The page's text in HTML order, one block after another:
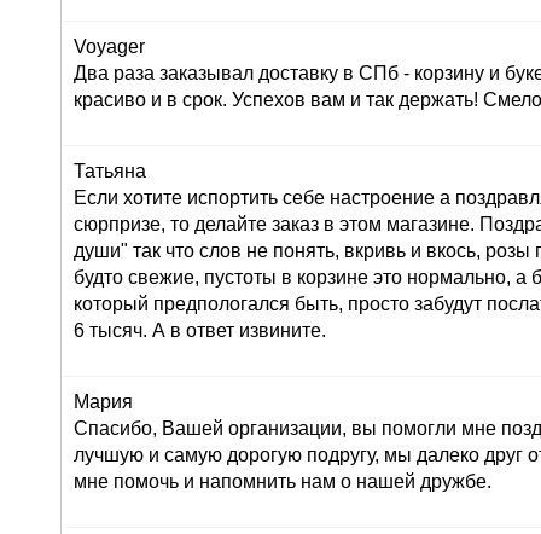
Voyager
Два раза заказывал доставку в СПб - корзину и
красиво и в срок. Успехов вам и так держать!
Татьяна
Если хотите испортить себе настроение а
сюрпризе, то делайте заказ в этом магазине.
души" так что слов не понять, вкривь и вкось, розы
будто свежие, пустоты в корзине это нормально, а
который предпологался быть, просто забудут
6 тысяч. А в ответ извините.
Мария
Спасибо, Вашей организации, вы помогли мне
лучшую и самую дорогую подругу, мы далеко друг
мне помочь и напомнить нам о нашей дружбе.